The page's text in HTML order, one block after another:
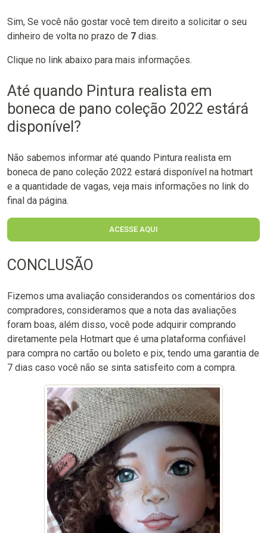
Sim, Se você não gostar você tem direito a solicitar o seu
dinheiro de volta no prazo de 7 dias.
Clique no link abaixo para mais informações.
Até quando Pintura realista em
boneca de pano coleção 2022 estárá
disponível?
Não sabemos informar até quando Pintura realista em
boneca de pano coleção 2022 estará disponível na hotmart
e a quantidade de vagas, veja mais informações no link do
final da página.
ACESSE AQUI
CONCLUSÃO
Fizemos uma avaliação considerandos os comentários dos
compradores, consideramos que a nota das avaliações
foram boas, além disso, você pode adquirir comprando
diretamente pela Hotmart que é uma plataforma confiável
para compra no cartão ou boleto e pix, tendo uma garantia de
7 dias caso você não se sinta satisfeito com a compra.